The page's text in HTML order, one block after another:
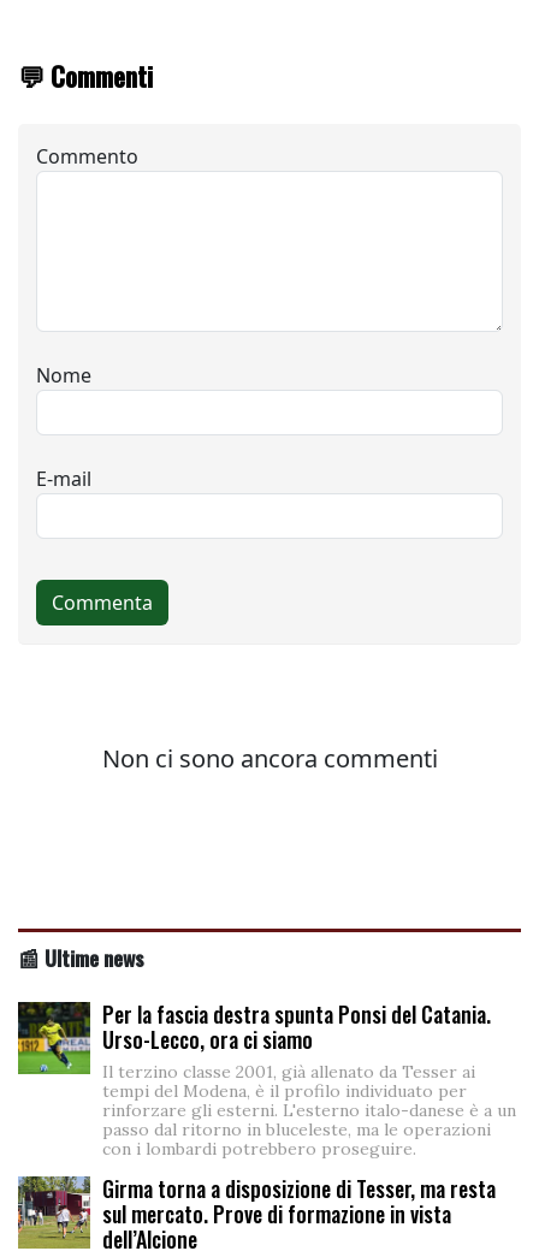
💬 Commenti
📰 Ultime news
Per la fascia destra spunta Ponsi del Catania.
Urso-Lecco, ora ci siamo
Il terzino classe 2001, già allenato da Tesser ai
tempi del Modena, è il profilo individuato per
rinforzare gli esterni. L'esterno italo-danese è a un
passo dal ritorno in bluceleste, ma le operazioni
con i lombardi potrebbero proseguire.
Girma torna a disposizione di Tesser, ma resta
sul mercato. Prove di formazione in vista
dell’Alcione